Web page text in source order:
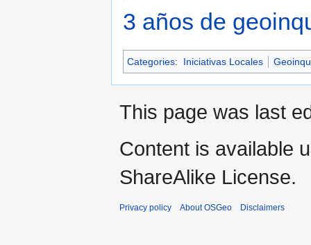
3 años de
Categories: Iniciativas Locales
This page was last
Content is available
ShareAlike License.
Privacy policy About OSGeo Disclaimers